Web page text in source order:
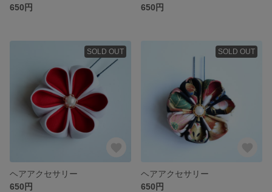
650円
650円
SOLD OUT
ヘアアクセサリー
650円
SOLD OUT
ヘアアクセサリー
650円